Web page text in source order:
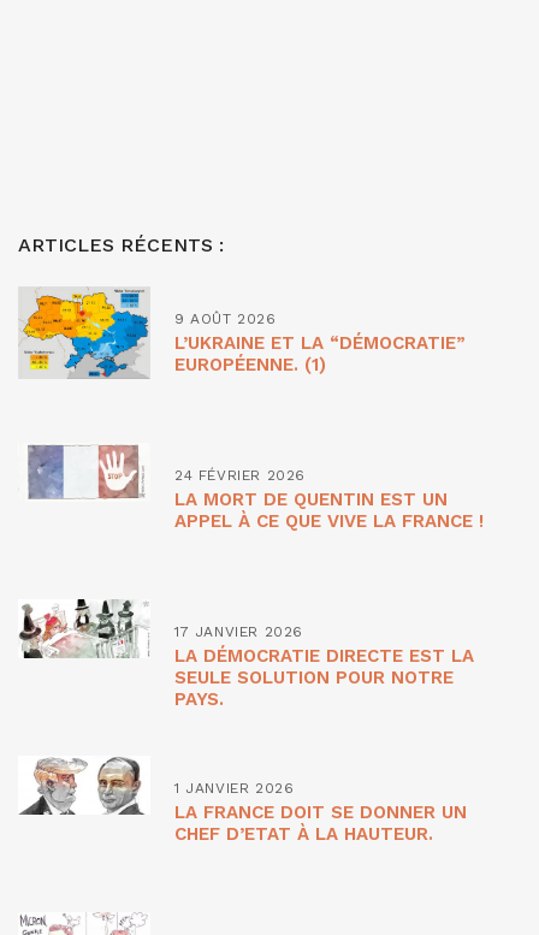
ARTICLES RÉCENTS :
9 AOÛT 2026
L’UKRAINE ET LA “DÉMOCRATIE”
EUROPÉENNE. (1)
24 FÉVRIER 2026
LA MORT DE QUENTIN EST UN
APPEL À CE QUE VIVE LA FRANCE !
17 JANVIER 2026
LA DÉMOCRATIE DIRECTE EST LA
SEULE SOLUTION POUR NOTRE
PAYS.
1 JANVIER 2026
LA FRANCE DOIT SE DONNER UN
CHEF D’ETAT À LA HAUTEUR.